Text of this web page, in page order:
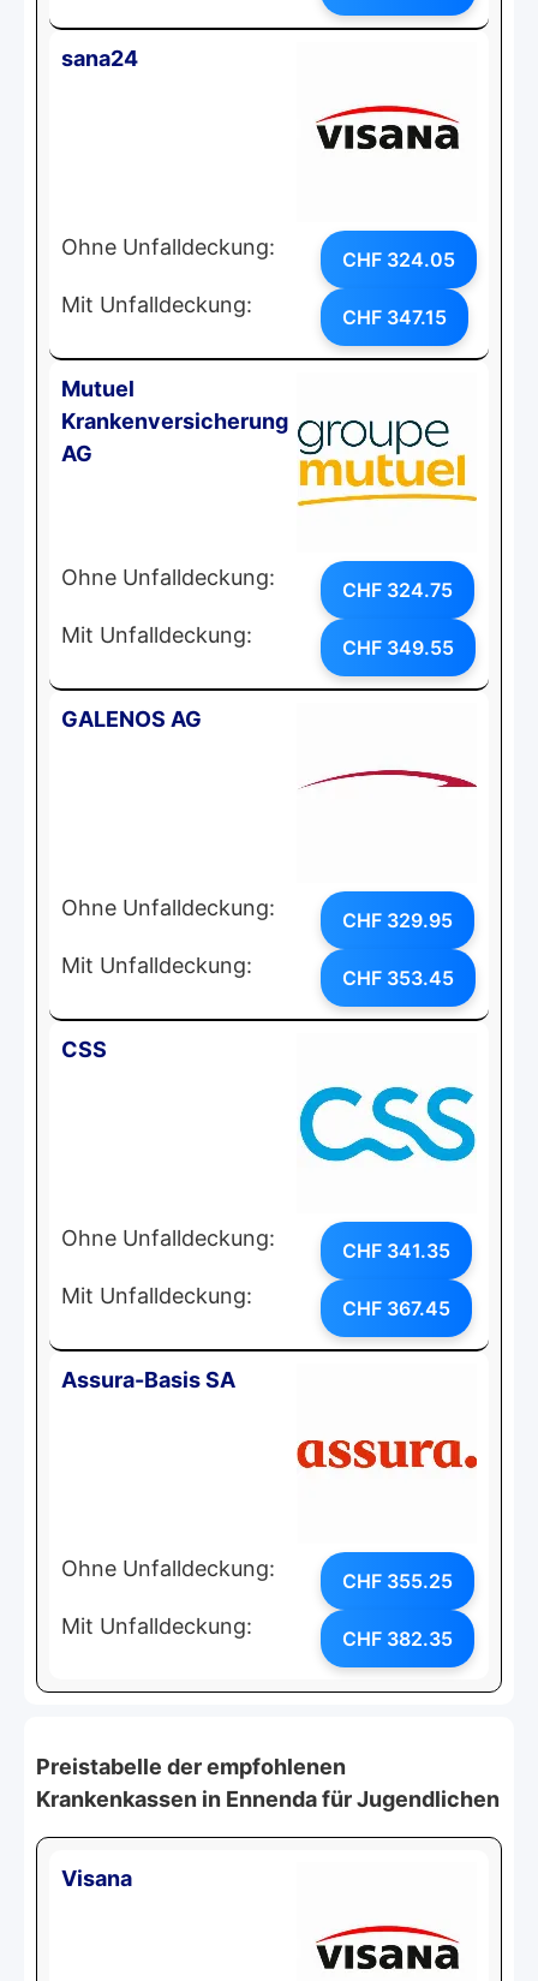
sana24
Ohne Unfalldeckung: CHF 324.05
Mit Unfalldeckung: CHF 347.15
Mutuel
Krankenversicherung
AG
Ohne Unfalldeckung: CHF 324.75
Mit Unfalldeckung: CHF 349.55
GALENOS AG
Ohne Unfalldeckung: CHF 329.95
Mit Unfalldeckung: CHF 353.45
CSS
Ohne Unfalldeckung: CHF 341.35
Mit Unfalldeckung: CHF 367.45
Assura-Basis SA
Ohne Unfalldeckung: CHF 355.25
Mit Unfalldeckung: CHF 382.35
Preistabelle der empfohlenen
Krankenkassen in Ennenda für Jugendlichen
Visana